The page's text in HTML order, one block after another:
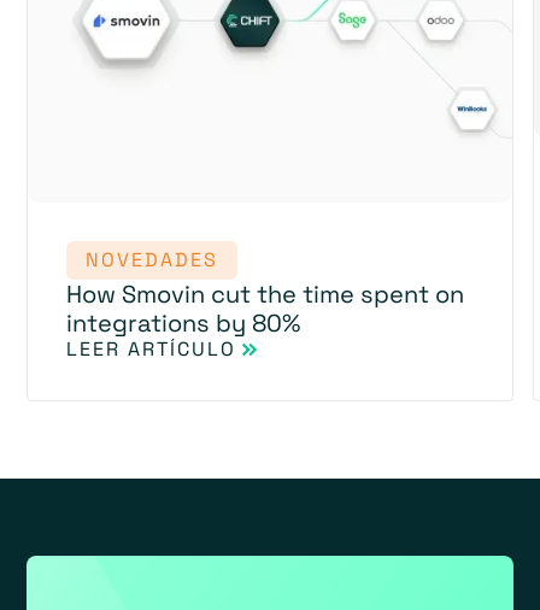
NOVEDADES
How Smovin cut the time spent on
integrations by 80%
LEER ARTÍCULO